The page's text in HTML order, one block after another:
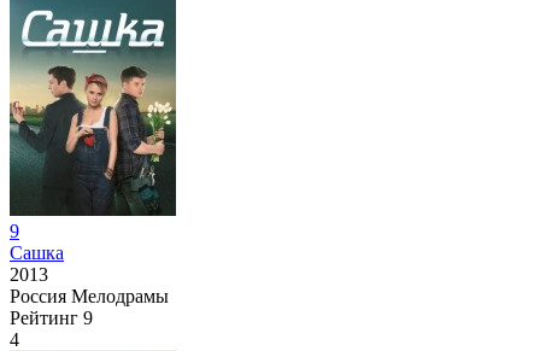
9
Сашка
2013
Россия Мелодрамы
Рейтинг 9
4